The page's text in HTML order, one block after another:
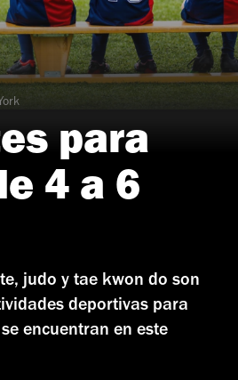
para
4 a 6
judo y tae kwon do son
deportivas para
encuentran en este